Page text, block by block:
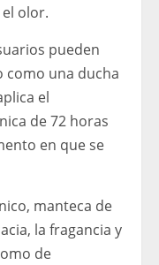
olor.
pueden
como una ducha
el
de 72 horas
en que se
manteca de
la fragancia y
de